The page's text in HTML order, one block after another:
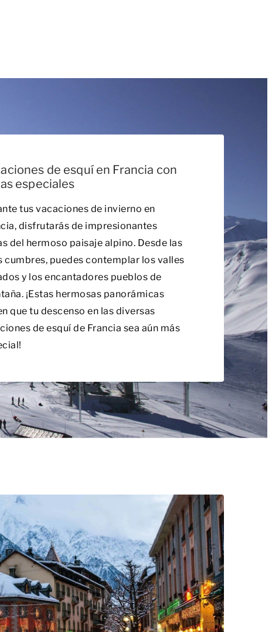
de esquí en Francia con
especiales
tus vacaciones de invierno en
disfrutarás de impresionantes
del hermoso paisaje alpino. Desde las
cumbres, puedes contemplar los valles
y los encantadores pueblos de
¡Estas hermosas panorámicas
que tu descenso en las diversas
de esquí de Francia sea aún más